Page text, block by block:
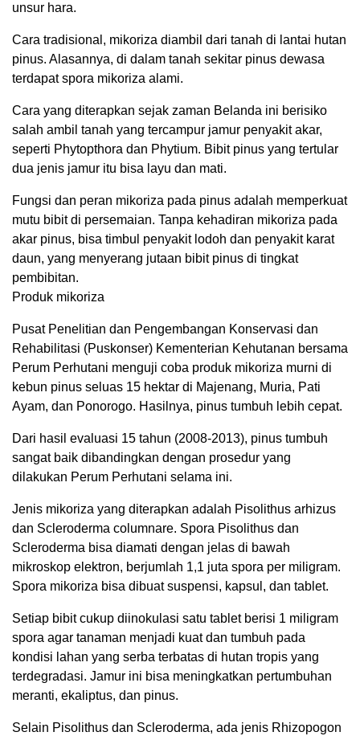
unsur hara.
Cara tradisional, mikoriza diambil dari tanah di lantai hutan
pinus. Alasannya, di dalam tanah sekitar pinus dewasa
terdapat spora mikoriza alami.
Cara yang diterapkan sejak zaman Belanda ini berisiko
salah ambil tanah yang tercampur jamur penyakit akar,
seperti Phytopthora dan Phytium. Bibit pinus yang tertular
dua jenis jamur itu bisa layu dan mati.
Fungsi dan peran mikoriza pada pinus adalah memperkuat
mutu bibit di persemaian. Tanpa kehadiran mikoriza pada
akar pinus, bisa timbul penyakit lodoh dan penyakit karat
daun, yang menyerang jutaan bibit pinus di tingkat
pembibitan.
Produk mikoriza
Pusat Penelitian dan Pengembangan Konservasi dan
Rehabilitasi (Puskonser) Kementerian Kehutanan bersama
Perum Perhutani menguji coba produk mikoriza murni di
kebun pinus seluas 15 hektar di Majenang, Muria, Pati
Ayam, dan Ponorogo. Hasilnya, pinus tumbuh lebih cepat.
Dari hasil evaluasi 15 tahun (2008-2013), pinus tumbuh
sangat baik dibandingkan dengan prosedur yang
dilakukan Perum Perhutani selama ini.
Jenis mikoriza yang diterapkan adalah Pisolithus arhizus
dan Scleroderma columnare. Spora Pisolithus dan
Scleroderma bisa diamati dengan jelas di bawah
mikroskop elektron, berjumlah 1,1 juta spora per miligram.
Spora mikoriza bisa dibuat suspensi, kapsul, dan tablet.
Setiap bibit cukup diinokulasi satu tablet berisi 1 miligram
spora agar tanaman menjadi kuat dan tumbuh pada
kondisi lahan yang serba terbatas di hutan tropis yang
terdegradasi. Jamur ini bisa meningkatkan pertumbuhan
meranti, ekaliptus, dan pinus.
Selain Pisolithus dan Scleroderma, ada jenis Rhizopogon